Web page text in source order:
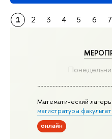
Математический
магистратуры
онлайн
1 2 3 4 5 6 7